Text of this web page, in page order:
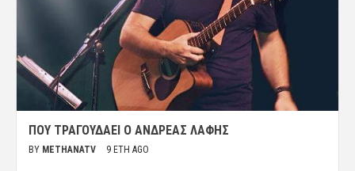
ΠΟΥ ΤΡΑΓΟΥΔΆΕΙ Ο ΑΝΔΡΈΑΣ ΛΆΦΗΣ
BY METHANATV 9 ΈΤΗ AGO